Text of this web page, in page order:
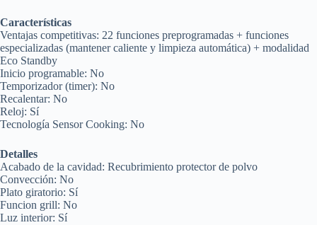
Características
Ventajas competitivas: 22 funciones preprogramadas + funciones
especializadas (mantener caliente y limpieza automática) + modalidad
Eco Standby
Inicio programable: No
Temporizador (timer): No
Recalentar: No
Reloj: Sí
Tecnología Sensor Cooking: No
Detalles
Acabado de la cavidad: Recubrimiento protector de polvo
Convección: No
Plato giratorio: Sí
Funcion grill: No
Luz interior: Sí